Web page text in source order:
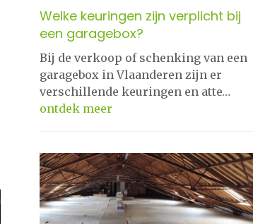
Welke keuringen zijn verplicht bij
een garagebox?
Bij de verkoop of schenking van een
garagebox in Vlaanderen zijn er
verschillende keuringen en atte…
ontdek meer